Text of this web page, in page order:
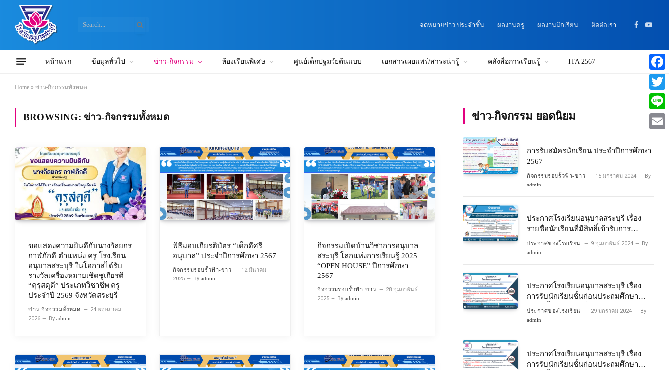
จดหมายข่าว ประจำชั้น ผลงานครู ผลงานนักเรียน ติดต่อเรา
Facebook
หน้าแรก ข้อมูลทั่วไป ข่าว-กิจกรรม ห้องเรียนพิเศษ ศูนย์เด็กปฐมวัยต้นแบบ เอกสารเผยแพร่/สาระน่ารู้ คลังสื่อการเรียนรู้ ITA 2567
Home » ข่าว-กิจกรรมทั้งหมด
BROWSING: ข่าว-กิจกรรมทั้งหมด
ขอแสดงความยินดีกับนางกัลยกร
กาฬภักดี ตำแหน่ง ครู โรงเรียน
อนุบาลสระบุรี ในโอกาสได้รับ
รางวัลเครื่องหมายเชิดชูเกียรติ
“คุรุสดุดี” ประเภทวิชาชีพ ครู
ประจำปี 2569 จังหวัดสระบุรี
ข่าว-กิจกรรมทั้งหมด
24 พฤษภาคม
2026
By admin
พิธีมอบเกียรติบัตร “เด็กดีศรี
อนุบาล” ประจำปีการศึกษา 2567
กิจกรรมรอบรั้วฟ้า-ขาว
12 มีนาคม
2025
By admin
กิจกรรมเปิดบ้านวิชาการอนุบาล
สระบุรี โลกแห่งการเรียนรู้ 2025
“OPEN HOUSE” ปีการศึกษา
2567
กิจกรรมรอบรั้วฟ้า-ขาว
28 กุมภาพันธ์
2025
By admin
ข่าว-กิจกรรม ยอดนิยม
การรับสมัครนักเรียน ประจำปีการศึกษา
2567
กิจกรรมรอบรั้วฟ้า-ขาว 15 มกราคม 2024 By
admin
ประกาศโรงเรียนอนุบาลสระบุรี เรื่อง
รายชื่อนักเรียนที่มีสิทธิ์เข้ารับการ
ประเมินความพร้อมเข้าเรียนชั้นประถม
ศึกษาปีที่ 1 โครงการห้องเรียนพิเศษ
ประกาศของโรงเรียน 9 กุมภาพันธ์ 2024 By
admin
ประกาศโรงเรียนอนุบาลสระบุรี เรื่อง
การรับนักเรียนชั้นก่อนประถมศึกษา
ระดับชั้นอนุบาลปีที่ 2 ประจําปีการศึกษา
2567
ประกาศของโรงเรียน 29 มกราคม 2024 By
admin
ประกาศโรงเรียนอนุบาลสระบุรี เรื่อง
การรับนักเรียนชั้นก่อนประถมศึกษา
Line